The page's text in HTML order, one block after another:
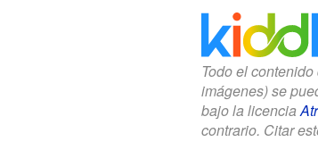
Todo el
imágenes) se
bajo la licencia
contrario. Citar